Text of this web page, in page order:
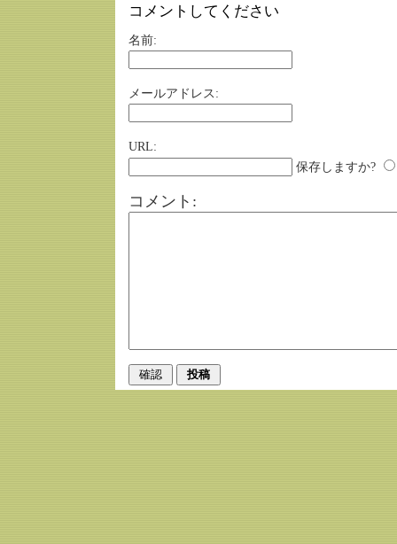
コメントしてください
名前:
メールアドレス:
URL:
保存しますか?
コメント: